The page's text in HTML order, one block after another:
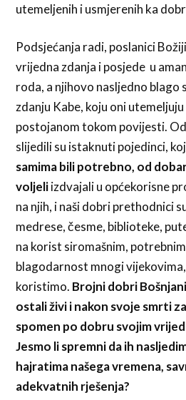
utemeljenih i usmjerenih ka
Podsjećanja radi, poslanici
vrijedna zdanja i posjede u
roda, a njihovo nasljedno blago
zdanju Kabe, koju oni
postojanom tokom povijesti.
slijedili su istaknuti pojedinci,
samima bili potrebno, od
voljeliizdvajali u općekorisne
na njih, i naši dobri prethodnici
medrese, česme, biblioteke,
na korist siromašnim,
blagodarnost mnogi
koristimo. Brojni dobri
ostali živi i nakon svoje smrti
spomen po dobru svojim
Jesmo li spremni da ih
hajratima našega vremena,
adekvatnih rješenja?